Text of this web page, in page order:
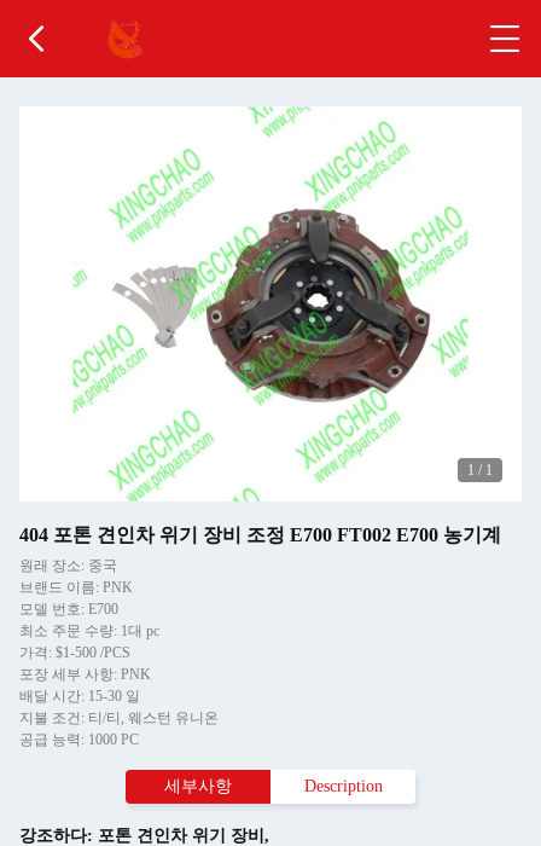
1 / 1
404 포톤 견인차 위기 장비 조정 E700 FT002 E700 농기계
원래 장소: 중국
브랜드 이름: PNK
모델 번호: E700
최소 주문 수량: 1대 pc
가격: $1-500 /PCS
포장 세부 사항: PNK
배달 시간: 15-30 일
지불 조건: 티/티, 웨스턴 유니온
공급 능력: 1000 PC
세부사항 Description
강조하다: 포톤 견인차 위기 장비 ,